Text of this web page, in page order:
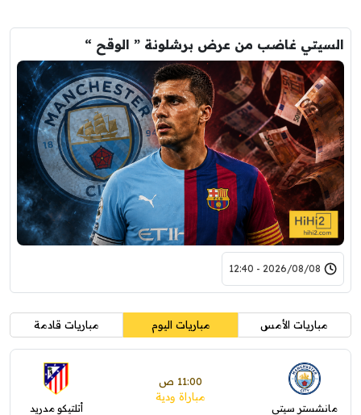
السيتي غاضب من عرض برشلونة ” الوقح “
2026/08/08 - 12:40
مباريات الأمس مباريات اليوم مباريات قادمة
مانشستر سيتي
11:00 ص
مباراة ودية
أتلتيكو مدريد